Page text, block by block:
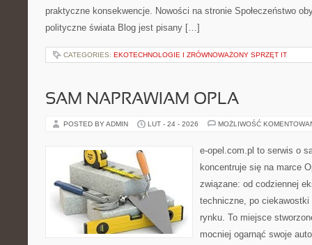
praktyczne konsekwencje. Nowości na stronie Społeczeństwo
polityczne świata Blog jest pisany […]
CATEGORIES: EKOTECHNOLOGIE I ZRÓWNOWAŻONY SPRZĘT IT
SAM NAPRAWIAM OPLA
POSTED BY ADMIN LUT - 24 - 2026 MOŻLIWOŚĆ
e-opel.com.pl to serwis o
koncentruje się na marce
związane: od codziennej
techniczne, po
rynku. To miejsce
mocniej ogarnąć swoje